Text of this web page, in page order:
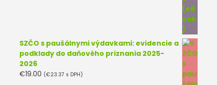
SZČO s paušálnymi výdavkami: evidencie a
podklady do daňového priznania 2025-
2026
€19.00 (€23.37 s DPH)